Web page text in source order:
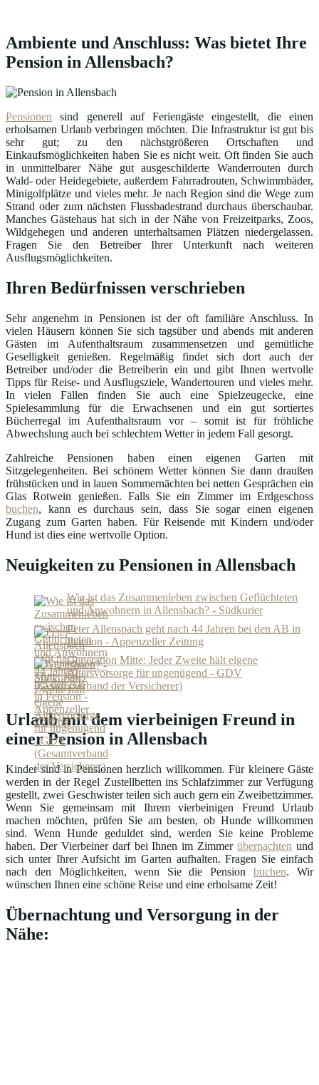
Ambiente und Anschluss: Was bietet Ihre
Pension in Allensbach?
Pensionen sind generell auf Feriengäste eingestellt, die einen
erholsamen Urlaub verbringen möchten. Die Infrastruktur ist gut bis
sehr gut; zu den nächstgrößeren Ortschaften und
Einkaufsmöglichkeiten haben Sie es nicht weit. Oft finden Sie auch
in unmittelbarer Nähe gut ausgeschilderte Wanderrouten durch
Wald- oder Heidegebiete, außerdem Fahrradrouten, Schwimmbäder,
Minigolfplätze und vieles mehr. Je nach Region sind die Wege zum
Strand oder zum nächsten Flussbadestrand durchaus überschaubar.
Manches Gästehaus hat sich in der Nähe von Freizeitparks, Zoos,
Wildgehegen und anderen unterhaltsamen Plätzen niedergelassen.
Fragen Sie den Betreiber Ihrer Unterkunft nach weiteren
Ausflugsmöglichkeiten.
Ihren Bedürfnissen verschrieben
Sehr angenehm in Pensionen ist der oft familiäre Anschluss. In
vielen Häusern können Sie sich tagsüber und abends mit anderen
Gästen im Aufenthaltsraum zusammensetzen und gemütliche
Geselligkeit genießen. Regelmäßig findet sich dort auch der
Betreiber und/oder die Betreiberin ein und gibt Ihnen wertvolle
Tipps für Reise- und Ausflugsziele, Wandertouren und vieles mehr.
In vielen Fällen finden Sie auch eine Spielzeugecke, eine
Spielesammlung für die Erwachsenen und ein gut sortiertes
Bücherregal im Aufenthaltsraum vor – somit ist für fröhliche
Abwechslung auch bei schlechtem Wetter in jedem Fall gesorgt.
Zahlreiche Pensionen haben einen eigenen Garten mit
Sitzgelegenheiten. Bei schönem Wetter können Sie dann draußen
frühstücken und in lauen Sommernächten bei netten Gesprächen ein
Glas Rotwein genießen. Falls Sie ein Zimmer im Erdgeschoss
buchen, kann es durchaus sein, dass Sie sogar einen eigenen
Zugang zum Garten haben. Für Reisende mit Kindern und/oder
Hund ist dies eine wertvolle Option.
Neuigkeiten zu Pensionen in Allensbach
Wie ist das Zusammenleben zwischen Geflüchteten
und Anwohnern in Allensbach? - Südkurier
Peter Allenspach geht nach 44 Jahren bei den AB in
Pension - Appenzeller Zeitung
Generation Mitte: Jeder Zweite hält eigene
Altersvorsorge für ungenügend - GDV
(Gesamtverband der Versicherer)
Urlaub mit dem vierbeinigen Freund in
einer Pension in Allensbach
Kinder sind in Pensionen herzlich willkommen. Für kleinere Gäste
werden in der Regel Zustellbetten ins Schlafzimmer zur Verfügung
gestellt, zwei Geschwister teilen sich auch gern ein Zweibettzimmer.
Wenn Sie gemeinsam mit Ihrem vierbeinigen Freund Urlaub
machen möchten, prüfen Sie am besten, ob Hunde willkommen
sind. Wenn Hunde geduldet sind, werden Sie keine Probleme
haben. Der Vierbeiner darf bei Ihnen im Zimmerübernachten und
sich unter Ihrer Aufsicht im Garten aufhalten. Fragen Sie einfach
nach den Möglichkeiten, wenn Sie die Pensionbuchen. Wir
wünschen Ihnen eine schöne Reise und eine erholsame Zeit!
Übernachtung und Versorgung in der
Nähe: